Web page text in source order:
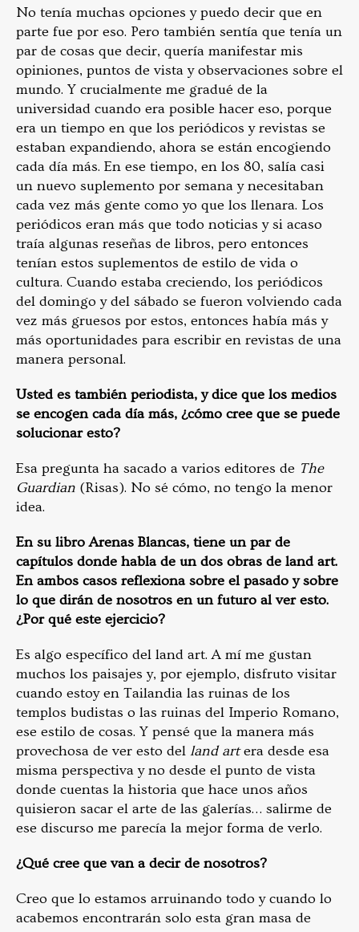
No tenía muchas opciones y puedo decir que en
parte fue por eso. Pero también sentía que tenía un
par de cosas que decir, quería manifestar mis
opiniones, puntos de vista y observaciones sobre el
mundo. Y crucialmente me gradué de la
universidad cuando era posible hacer eso, porque
era un tiempo en que los periódicos y revistas se
estaban expandiendo, ahora se están encogiendo
cada día más. En ese tiempo, en los 80, salía casi
un nuevo suplemento por semana y necesitaban
cada vez más gente como yo que los llenara. Los
periódicos eran más que todo noticias y si acaso
traía algunas reseñas de libros, pero entonces
tenían estos suplementos de estilo de vida o
cultura. Cuando estaba creciendo, los periódicos
del domingo y del sábado se fueron volviendo cada
vez más gruesos por estos, entonces había más y
más oportunidades para escribir en revistas de una
manera personal.
Usted es también periodista, y dice que los medios
se encogen cada día más, ¿cómo cree que se puede
solucionar esto?
Esa pregunta ha sacado a varios editores de The
Guardian (Risas). No sé cómo, no tengo la menor
idea.
En su libro Arenas Blancas, tiene un par de
capítulos donde habla de un dos obras de land art.
En ambos casos reflexiona sobre el pasado y sobre
lo que dirán de nosotros en un futuro al ver esto.
¿Por qué este ejercicio?
Es algo específico del land art. A mí me gustan
muchos los paisajes y, por ejemplo, disfruto visitar
cuando estoy en Tailandia las ruinas de los
templos budistas o las ruinas del Imperio Romano,
ese estilo de cosas. Y pensé que la manera más
provechosa de ver esto del land artera desde esa
misma perspectiva y no desde el punto de vista
donde cuentas la historia que hace unos años
quisieron sacar el arte de las galerías… salirme de
ese discurso me parecía la mejor forma de verlo.
¿Qué cree que van a decir de nosotros?
Creo que lo estamos arruinando todo y cuando lo
acabemos encontrarán solo esta gran masa de